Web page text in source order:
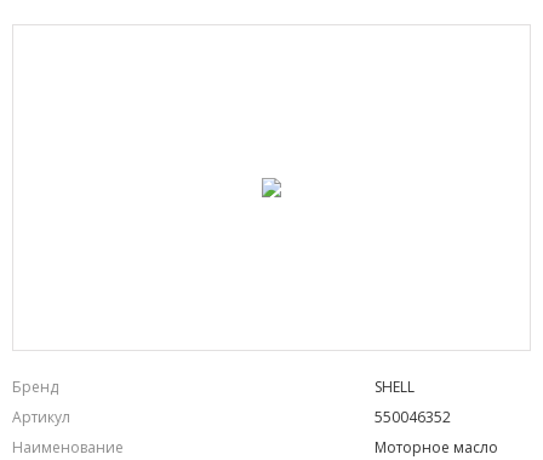
Бренд
SHELL
Артикул
550046352
Наименование
Моторное масло